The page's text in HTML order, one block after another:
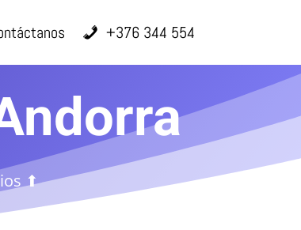
+376 344 554
⬆